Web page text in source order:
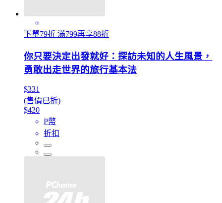
下單79折 滿799再享88折
你只要決定出發就好：探訪未知的人生風景，
勇敢出走世界的旅行基本法
$331
(售價已折)
$420
P幣
折扣